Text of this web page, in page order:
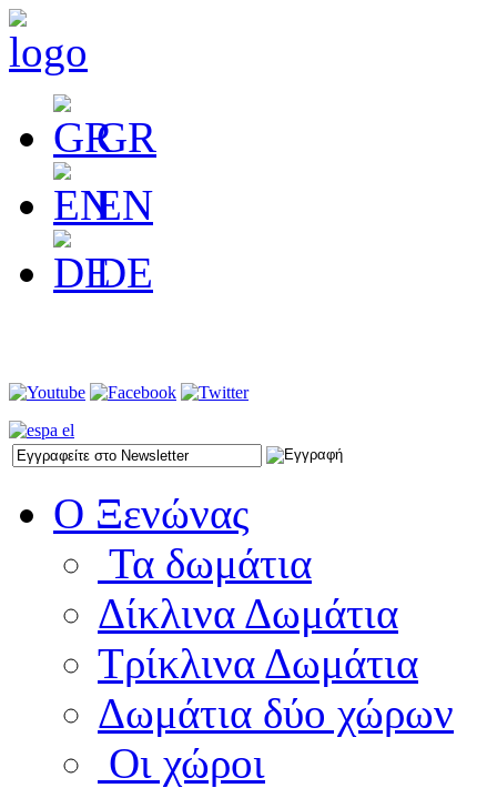
GR
EN
DE
Ο Ξενώνας
Τα δωμάτια
Δίκλινα Δωμάτια
Τρίκλινα Δωμάτια
Δωμάτια δύο χώρων
Οι χώροι